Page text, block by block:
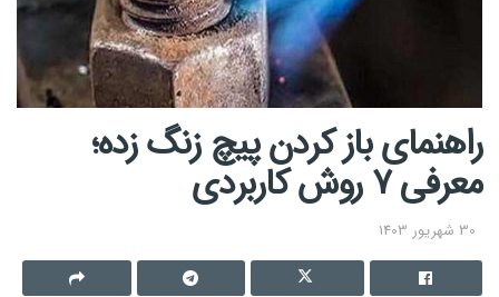
راهنمای باز کردن پیچ زنگ زده؛
معرفی ۷ روش کاربردی
30 شهریور 1403